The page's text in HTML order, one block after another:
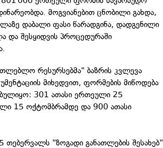
მოგვიანებით ცნობილი გახდა,
დაბალი ფასი წარადგინა, დადგენილი
და შესყიდვის პროცედურაში
რესურსებმა" ბაზრის კვლევა
მიხედვით, ფორმების მიწოდება
301 ათასი ერთეული 25
15 ოქტომბრამდე და 900 ათასი
"ზოგადი განათლების შესახებ"